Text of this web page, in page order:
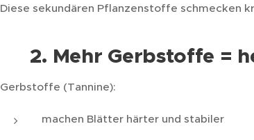
Diese sekundären Pflanzenstoffe schmecken
2. Mehr Gerbstoffe =
Gerbstoffe (Tannine):
machen Blätter härter und stabiler